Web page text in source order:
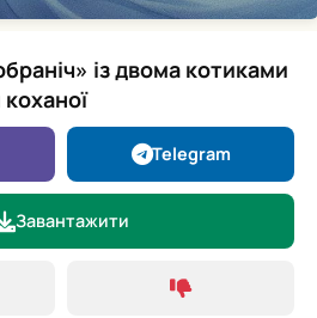
із двома котиками
Telegram
Завантажити